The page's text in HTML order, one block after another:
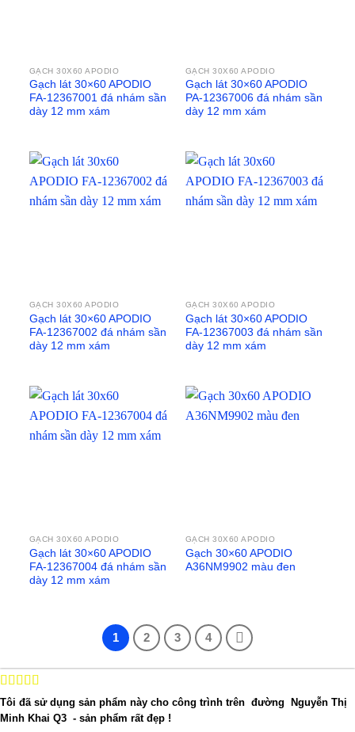
GẠCH 30X60 APODIO
Gạch lát 30×60 APODIO
FA-12367001 đá nhám sần
dày 12 mm xám
GẠCH 30X60 APODIO
Gạch lát 30×60 APODIO
PA-12367006 đá nhám sần
dày 12 mm xám
GẠCH 30X60 APODIO
Gạch lát 30×60 APODIO
FA-12367002 đá nhám sần
dày 12 mm xám
GẠCH 30X60 APODIO
Gạch lát 30×60 APODIO
FA-12367003 đá nhám sần
dày 12 mm xám
GẠCH 30X60 APODIO
Gạch lát 30×60 APODIO
FA-12367004 đá nhám sần
dày 12 mm xám
GẠCH 30X60 APODIO
Gạch 30×60 APODIO
A36NM9902 màu đen
1 2 3 4
Tôi đã sử dụng sản phẩm này cho công trình trên đường Nguyễn Thị
Minh Khai Q3 - sản phẩm rất đẹp !